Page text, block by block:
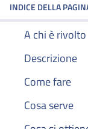
INDICE DELLA
A chi è rivolto
Descrizione
Come fare
Cosa serve